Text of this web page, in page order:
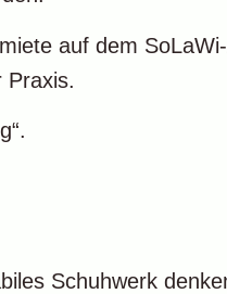
auf dem
Praxis.
Schuhwerk